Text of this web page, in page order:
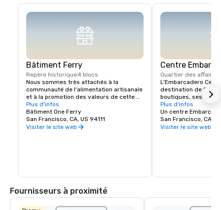
Bâtiment Ferry
Repère historique4 blocs
Nous sommes très attachés à la
communauté de l'alimentation artisanale
et à la promotion des valeurs de cette
communauté ici au Ferry Building. Nous
envisageons le Ferry Building
Marketplace comme un rassemblement
dynamique d'agriculteurs locaux, de
Mettez en valeur les petits producteurs
régionaux qui pratiquent des techniques
agricoles ou de production
relations personnelles avec leurs clients.
Plus d'infos
Bâtiment One Ferry
San Francisco, CA, US 94111
Visiter le site web
Centre
Quartier des affaires
L'Embarcadero
destination de San
boutiques, ses
exceptionnels et ses
populaires. Pendant
n'oubliez pas de
nombreuses
à offrir en plein cœur
Plus d'infos
Un centre
San Francisco, CA,
Visiter le site web
Fournisseurs à proximité